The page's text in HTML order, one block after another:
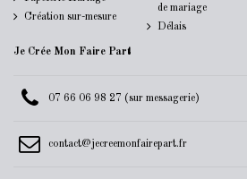
Création sur-mesure
de mariage
Délais
Je Crée Mon Faire Part
07 66 06 98 27 (sur messagerie)
contact@jecreemonfairepart.fr